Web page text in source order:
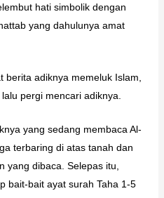
hati simbolik dengan
yang dahulunya amat
adiknya memeluk Islam,
pergi mencari adiknya.
yang sedang membaca Al-
terbaring di atas tanah dan
yang dibaca. Selepas itu,
bait-bait ayat surah Taha 1-5